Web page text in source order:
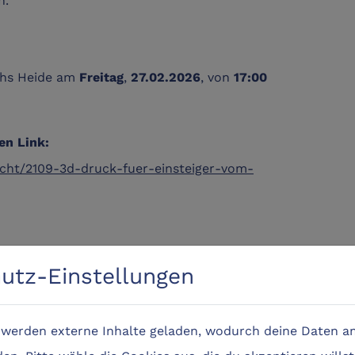
Einstellungen
externe Inhalte geladen, wodurch deine Daten
Heide am Freitag, 27.02.2026, von 17:00
Link:
2109-3d-druck-fuer-einsteiger-vom-